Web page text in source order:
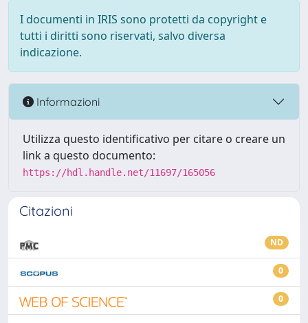
I documenti in IRIS sono protetti da copyright e
tutti i diritti sono riservati, salvo diversa
indicazione.
Informazioni
Utilizza questo identificativo per citare o creare un
link a questo documento:
https://hdl.handle.net/11697/165056
Citazioni
ND
0
0